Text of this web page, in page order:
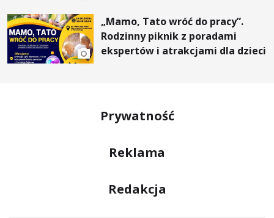
„Mamo, Tato wróć do pracy”.
Rodzinny piknik z poradami
ekspertów i atrakcjami dla dzieci
Prywatność
Reklama
Redakcja